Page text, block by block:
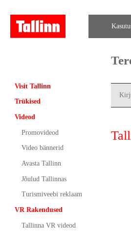
Visit Tallinn
Trükised
Videod
Promovideod
Video bännerid
Avasta Tallinn
Jõulud Tallinnas
Turismiveebi reklaam
VR Rakendused
Tallinna VR videod